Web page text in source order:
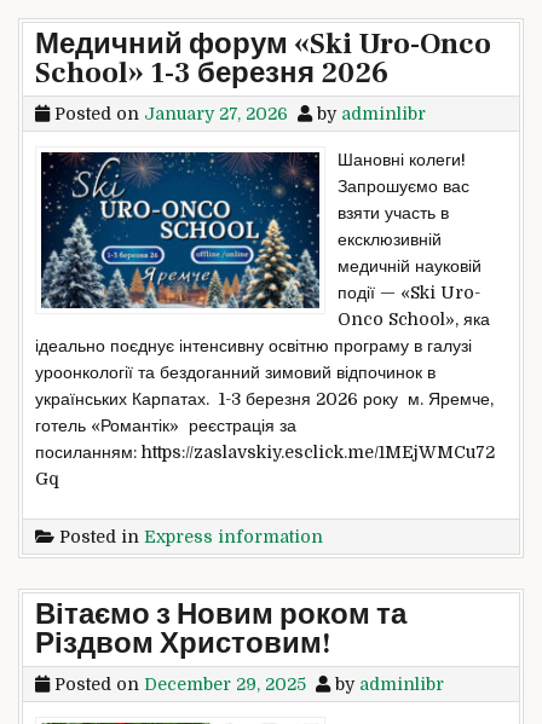
Медичний форум «Ski Uro-Onco
School» 1-3 березня 2026
Posted on January 27, 2026 by adminlibr
Шановні колеги!
Запрошуємо вас
взяти участь в
ексклюзивній
медичній науковій
події — «Ski Uro-
Onco School», яка
ідеально поєднує інтенсивну освітню програму в галузі
уроонкології та бездоганний зимовий відпочинок в
українських Карпатах. 1-3 березня 2026 року м. Яремче,
готель «Романтік» реєстрація за
посиланням: https://zaslavskiy.esclick.me/1MEjWMCu72
Gq
Posted in Express information
Вітаємо з Новим роком та
Різдвом Христовим!
Posted on December 29, 2025 by adminlibr